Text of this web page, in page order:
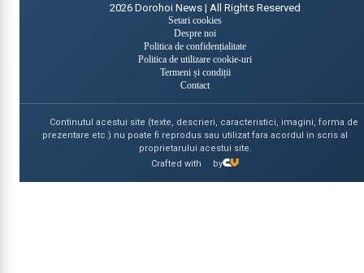
2026 Dorohoi News | All Rights Reserved
Setari cookies
Despre noi
Politica de confidențialitate
Politica de utilizare cookie-uri
Termeni și condiții
Contact
Continutul acestui site (texte, descrieri, caracteristici, imagini, forma de
prezentare etc.) nu poate fi reprodus sau utilizat fara acordul in scris al
proprietarului acestui site.
Crafted with
by